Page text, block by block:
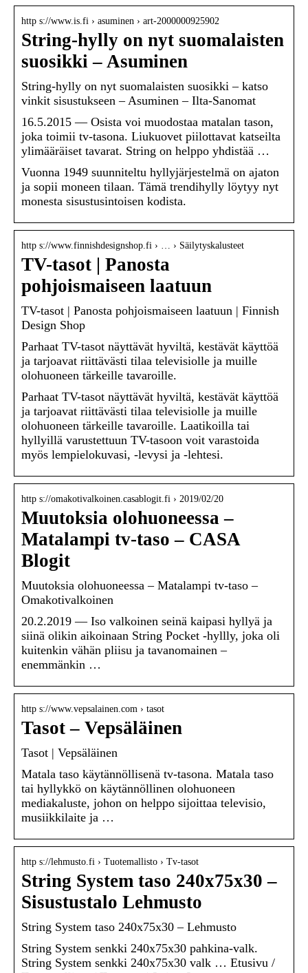
http s://www.is.fi › asuminen › art-2000000925902
String-hylly on nyt suomalaisten
suosikki – Asuminen
String-hylly on nyt suomalaisten suosikki – katso
vinkit sisustukseen – Asuminen – Ilta-Sanomat
16.5.2015 — Osista voi muodostaa matalan tason,
joka toimii tv-tasona. Liukuovet piilottavat katseilta
ylimääräiset tavarat. String on helppo yhdistää …
Vuonna 1949 suunniteltu hyllyjärjestelmä on ajaton
ja sopii moneen tilaan. Tämä trendihylly löytyy nyt
monesta sisustusintoisen kodista.
http s://www.finnishdesignshop.fi › … › Säilytyskalusteet
TV-tasot | Panosta
pohjoismaiseen laatuun
TV-tasot | Panosta pohjoismaiseen laatuun | Finnish
Design Shop
Parhaat TV-tasot näyttävät hyviltä, kestävät käyttöä
ja tarjoavat riittävästi tilaa televisiolle ja muille
olohuoneen tärkeille tavaroille.
Parhaat TV-tasot näyttävät hyviltä, kestävät käyttöä
ja tarjoavat riittävästi tilaa televisiolle ja muille
olohuoneen tärkeille tavaroille. Laatikoilla tai
hyllyillä varustettuun TV-tasoon voit varastoida
myös lempielokuvasi, -levysi ja -lehtesi.
http s://omakotivalkoinen.casablogit.fi › 2019/02/20
Muutoksia olohuoneessa –
Matalampi tv-taso – CASA
Blogit
Muutoksia olohuoneessa – Matalampi tv-taso –
Omakotivalkoinen
20.2.2019 — Iso valkoinen seinä kaipasi hyllyä ja
siinä olikin aikoinaan String Pocket -hyllly, joka oli
kuitenkin vähän pliisu ja tavanomainen –
enemmänkin …
http s://www.vepsalainen.com › tasot
Tasot – Vepsäläinen
Tasot | Vepsäläinen
Matala taso käytännöllisenä tv-tasona. Matala taso
tai hyllykkö on käytännöllinen olohuoneen
mediakaluste, johon on helppo sijoittaa televisio,
musiikkilaite ja …
http s://lehmusto.fi › Tuotemallisto › Tv-tasot
String System taso 240x75x30 –
Sisustustalo Lehmusto
String System taso 240x75x30 – Lehmusto
String System senkki 240x75x30 pahkina-valk.
String System senkki 240x75x30 valk … Etusivu /